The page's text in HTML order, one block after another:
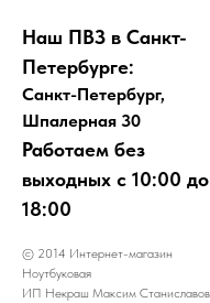
Наш ПВЗ в Санкт-
Петербурге:
Санкт-Петербург,
Шпалерная 30
Работаем без
выходных с 10:00 до
18:00
© 2014 Интернет-магазин
Ноутбуковая
ИП Некраш Максим